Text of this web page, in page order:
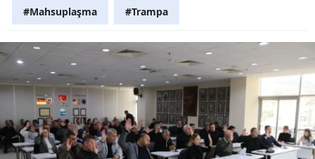
#Mahsuplaşma #Trampa